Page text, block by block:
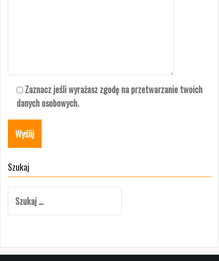
Zaznacz jeśli wyrażasz zgodę na przetwarzanie twoich
danych osobowych.
Szukaj